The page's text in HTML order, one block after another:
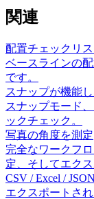
関連
配置チェックリス
ベースラインの
です。
スナップが機能
スナップモード
ックチェック。
写真の角度を測定
完全なワークフ
定、そしてエクス
CSV / Excel /
エクスポートさ